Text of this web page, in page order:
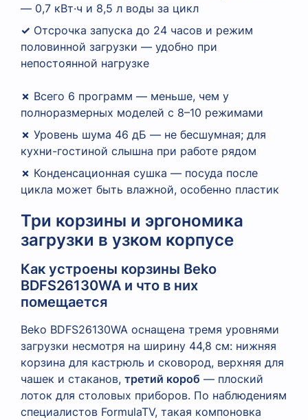
— 0,7 кВт·ч и 8,5 л воды за цикл
✓ Отсрочка запуска до 24 часов и режим
половинной загрузки — удобно при
непостоянной нагрузке
✗ Всего 6 программ — меньше, чем у
полноразмерных моделей с 8–10 режимами
✗ Уровень шума 46 дБ — не бесшумная; для
кухни-гостиной слышна при работе рядом
✗ Конденсационная сушка — посуда после
цикла может быть влажной, особенно пластик
Три корзины и эргономика
загрузки в узком корпусе
Как устроены корзины Beko
BDFS26130WA и что в них
помещается
Beko BDFS26130WA оснащена тремя уровнями
загрузки несмотря на ширину 44,8 см: нижняя
корзина для кастрюль и сковород, верхняя для
чашек и стаканов, третий короб — плоский
лоток для столовых приборов. По наблюдениям
специалистов FormulaTV, такая компоновка